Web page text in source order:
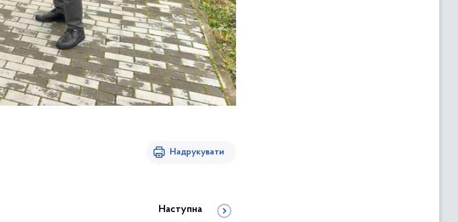
Надрукувати
Наступна